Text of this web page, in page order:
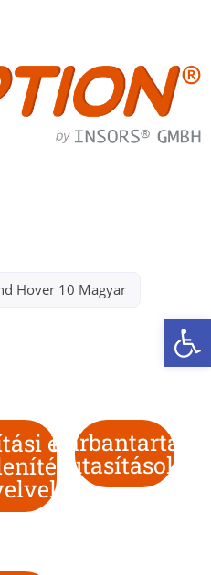
Hover 10 Magyar​
ésKarbantartási
utasítások